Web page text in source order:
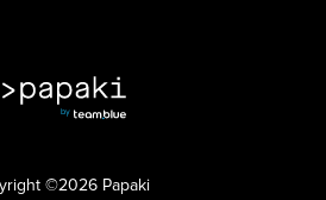
©2026 Papaki